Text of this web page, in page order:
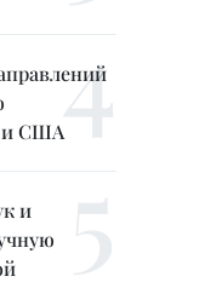
и США
и